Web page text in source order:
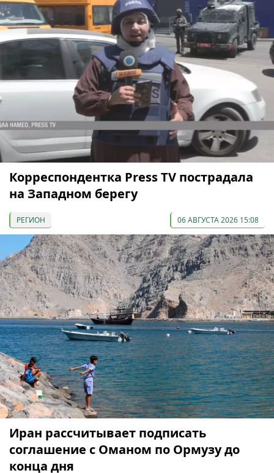
Корреспондентка Press TV пострадала
на Западном берегу
РЕГИОН 06 АВГУСТА 2026 15:08
Иран рассчитывает подписать
соглашение с Оманом по Ормузу до
конца дня